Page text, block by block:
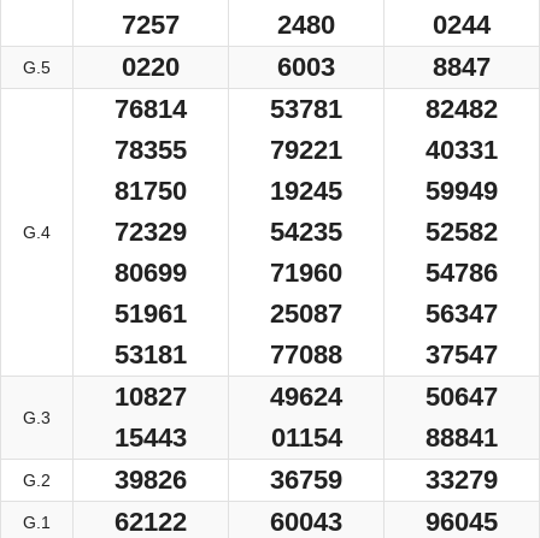
7257
2480
0244
G.5 0220 6003 8847
G.4
76814
78355
81750
72329
80699
51961
53181
53781
79221
19245
54235
71960
25087
77088
82482
40331
59949
52582
54786
56347
37547
G.3
10827
15443
49624
01154
50647
88841
G.2 39826 36759 33279
G.1 62122 60043 96045